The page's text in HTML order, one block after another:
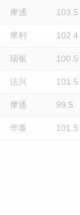
摩通 103.5
摩利 102.4
瑞银 100.5
法兴 101.5
摩通 99.5
华泰 101.5